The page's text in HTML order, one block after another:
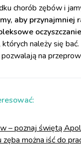
chorób zębów i
aby przynajmniej
których należy się
na
– poznaj świętą
można iść do